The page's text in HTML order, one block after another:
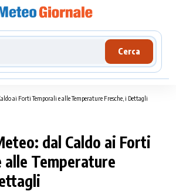
Cerca
ai Forti Temporali e alle Temperature Fresche, i Dettagli
dal Caldo ai Forti
alle Temperature